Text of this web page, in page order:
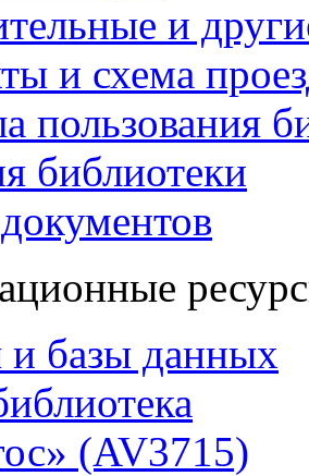
и
и схема
пользования
библиотеки
базы данных
(AV3715)